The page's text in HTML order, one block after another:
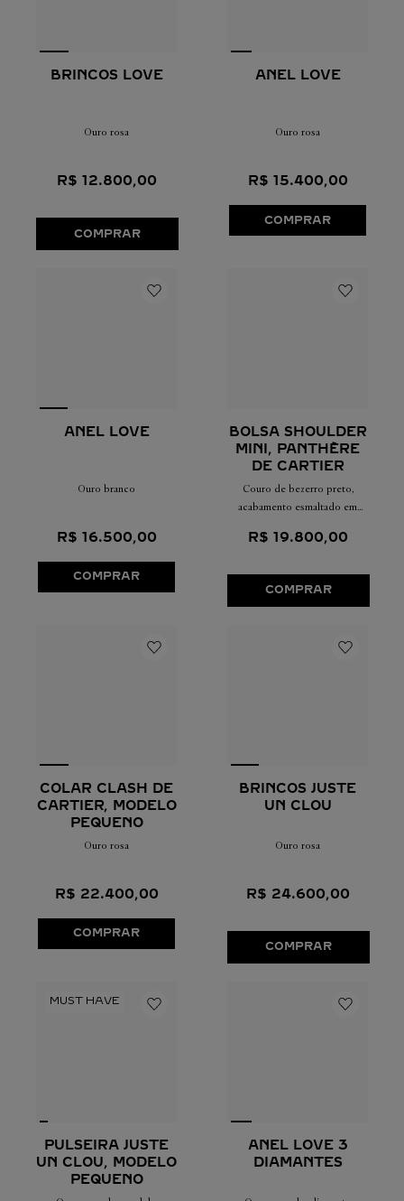
BRINCOS LOVE
Ouro rosa
R$ 12.800,00
COMPRAR
ANEL LOVE
Ouro rosa
R$ 15.400,00
COMPRAR
ANEL LOVE
Ouro branco
R$ 16.500,00
COMPRAR
BOLSA SHOULDER
MINI, PANTHÈRE
DE CARTIER
Couro de bezerro preto,
acabamento esmaltado em
em preto
R$ 19.800,00
COMPRAR
COLAR CLASH DE
CARTIER, MODELO
PEQUENO
Ouro rosa
R$ 22.400,00
COMPRAR
BRINCOS JUSTE
UN CLOU
Ouro rosa
R$ 24.600,00
COMPRAR
PULSEIRA JUSTE
UN CLOU, MODELO
PEQUENO
ANEL LOVE 3
DIAMANTES